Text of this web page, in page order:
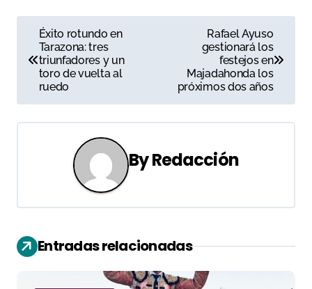
a
e
c
i
ó
Éxito rotundo en
Tarazona: tres
triunfadores y un
toro de vuelta al
ruedo
Rafael Ayuso
gestionará los
festejos en
Majadahonda los
próximos dos años
ByRedacción
Entradas relacionadas